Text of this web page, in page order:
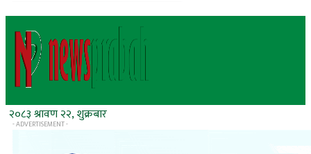
२०८३ श्रावण २२, शुक्रबार
- ADVERTISEMENT -